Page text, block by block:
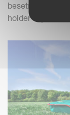
besetning på
holder til på